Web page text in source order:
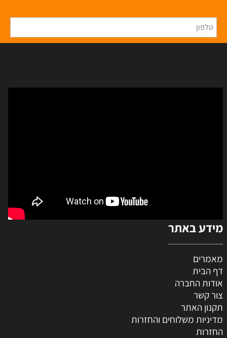
מידע באתר
מאמרים
דף הבית
אודות החברה
צור קשר
תקנון האתר
מדיניות משלוחים והחזרות
החזרות